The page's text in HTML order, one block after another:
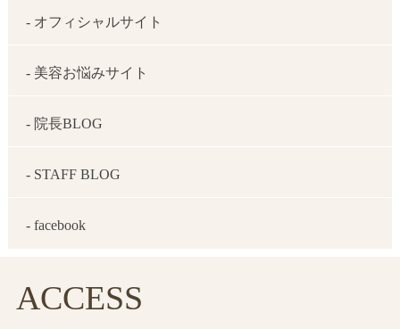
- オフィシャルサイト
- 美容お悩みサイト
- 院長BLOG
- STAFF BLOG
- facebook
ACCESS